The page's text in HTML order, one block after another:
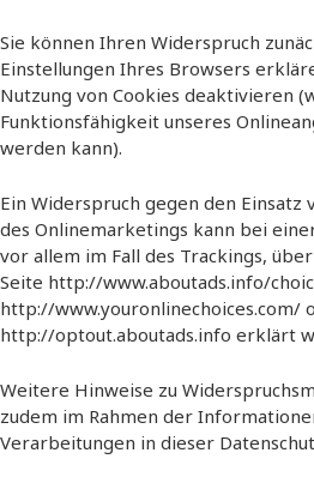
Sie können Ihren Widerspruch
Einstellungen Ihres Browsers
Nutzung von Cookies deaktivieren
Funktionsfähigkeit unseres
werden kann).
Ein Widerspruch gegen den Einsatz
des Onlinemarketings kann bei
vor allem im Fall des Trackings,
Seite http://www.aboutads.info/
http://www.youronlinechoices.com/
http://optout.aboutads.info erklärt
Weitere Hinweise zu
zudem im Rahmen der
Verarbeitungen in dieser